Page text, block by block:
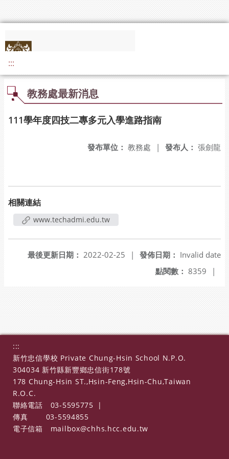
:::
教務處最新消息
111學年度四技二專多元入學進路指南
發布人： 張劍龍
發布單位： 教務處 |
相關連結
www.techadmi.edu.tw
發佈日期： Invalid date
最後更新日期： 2022-02-25
|
點閱數： 8359 |
:::
新竹忠信學校 Private Chung-Hsin School N.P.O.
304034 新竹縣新豐鄉忠信街178號
178 Chung-Hsin ST.,Hsin-Feng,Hsin-Chu,Taiwan
R.O.C.
聯絡電話
03-5595775
|
傳真
03-5594855
電子信箱
mailbox@chhs.hcc.edu.tw